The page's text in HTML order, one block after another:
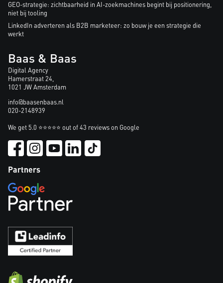
GEO-strategie: zichtbaarheid in AI-zoekmachines begint bij positionering,
niet bij tooling
LinkedIn adverteren als B2B marketeer: zo bouw je een strategie die
werkt
Baas & Baas
Digital Agency
Hamerstraat 24,
1021 JW Amsterdam
info@baasenbaas.nl
020-2148939
We get 5.0 ⭐⭐⭐⭐⭐ out of 43 reviews on Google
Partners